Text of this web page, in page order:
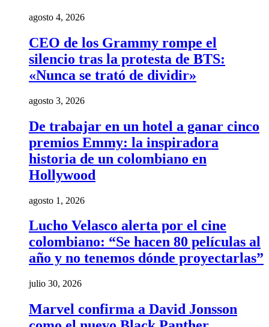
agosto 4, 2026
CEO de los Grammy rompe el
silencio tras la protesta de BTS:
«Nunca se trató de dividir»
agosto 3, 2026
De trabajar en un hotel a ganar cinco
premios Emmy: la inspiradora
historia de un colombiano en
Hollywood
agosto 1, 2026
Lucho Velasco alerta por el cine
colombiano: “Se hacen 80 películas al
año y no tenemos dónde proyectarlas”
julio 30, 2026
Marvel confirma a David Jonsson